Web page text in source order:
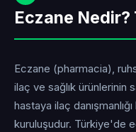
Eczane
Eczane (pharmacia),
ilaç ve sağlık ürünlerinin
hastaya ilaç
kuruluşudur. Türkiye'de